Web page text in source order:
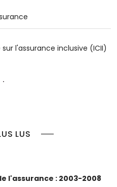
l'assurance inclusive (ICII)
LUS
l'assurance : 2003-2008